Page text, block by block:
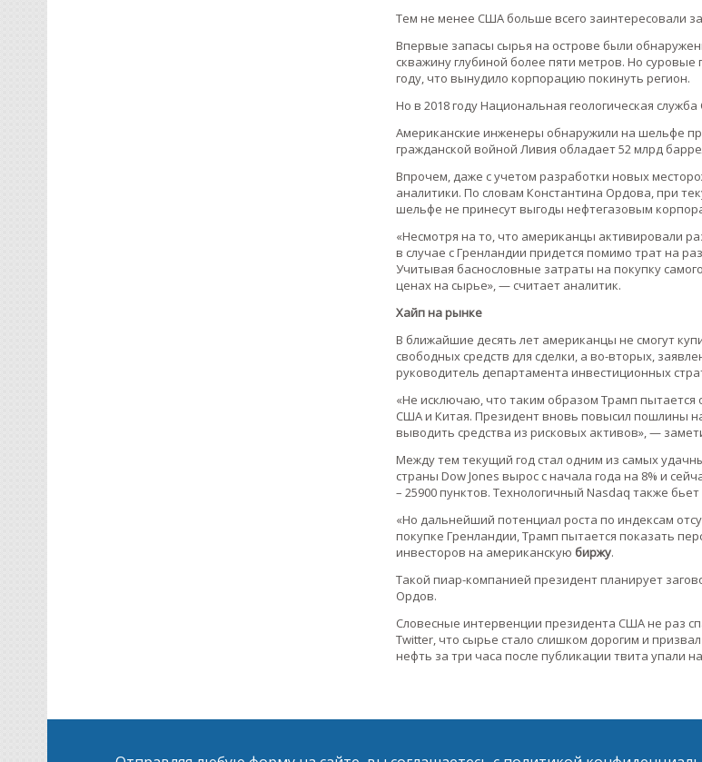
Тем не менее США больше всего заинтересовали
Впервые запасы сырья на острове были
скважину глубиной более пяти метров. Но
году, что вынудило корпорацию покинуть регион.
Но в 2018 году Национальная геологическая
Американские инженеры обнаружили на шельфе
гражданской войной Ливия обладает 52 млрд
Впрочем, даже с учетом разработки новых
аналитики. По словам Константина Ордова, при
шельфе не принесут выгоды нефтегазовым
«Несмотря на то, что американцы активировали
в случае с Гренландии придется помимо трат на
Учитывая баснословные затраты на покупку
ценах на сырье», — считает аналитик.
Хайп на рынке
В ближайшие десять лет американцы не смогут
свободных средств для сделки, а во-вторых,
руководитель департамента инвестиционных
«Не исключаю, что таким образом Трамп пытается
США и Китая. Президент вновь повысил пошлины
выводить средства из рисковых активов», —
Между тем текущий год стал одним из самых
страны Dow Jones вырос с начала года на 8% и
– 25900 пунктов. Технологичный Nasdaq также
«Но дальнейший потенциал роста по индексам
покупке Гренландии, Трамп пытается показать
инвесторов на американскую биржу.
Такой пиар-компанией президент планирует
Ордов.
Словесные интервенции президента США не раз
Twitter, что сырье стало слишком дорогим и
нефть за три часа после публикации твита упали